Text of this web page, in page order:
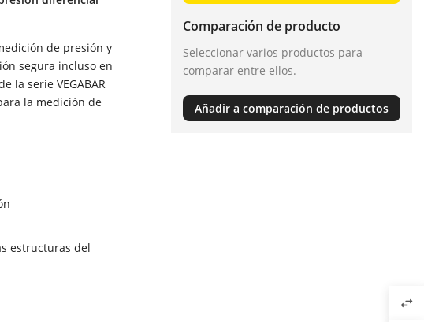
de presión y
segura incluso en
la serie VEGABAR
la medición de
estructuras del
Comparación de producto
Seleccionar varios productos para
comparar entre ellos.
Añadir a comparación de productos
swap_horiz